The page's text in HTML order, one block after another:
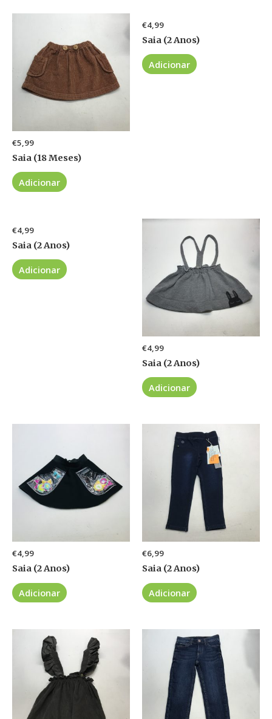
€5,99
Saia (18 Meses)
Adicionar
€4,99
Saia (2 Anos)
Adicionar
€4,99
Saia (2 Anos)
Adicionar
€4,99
Saia (2 Anos)
Adicionar
€4,99
Saia (2 Anos)
Adicionar
€6,99
Saia (2 Anos)
Adicionar